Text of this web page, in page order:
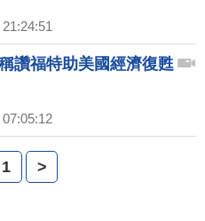
讚福特助美國經濟復甦
1 >